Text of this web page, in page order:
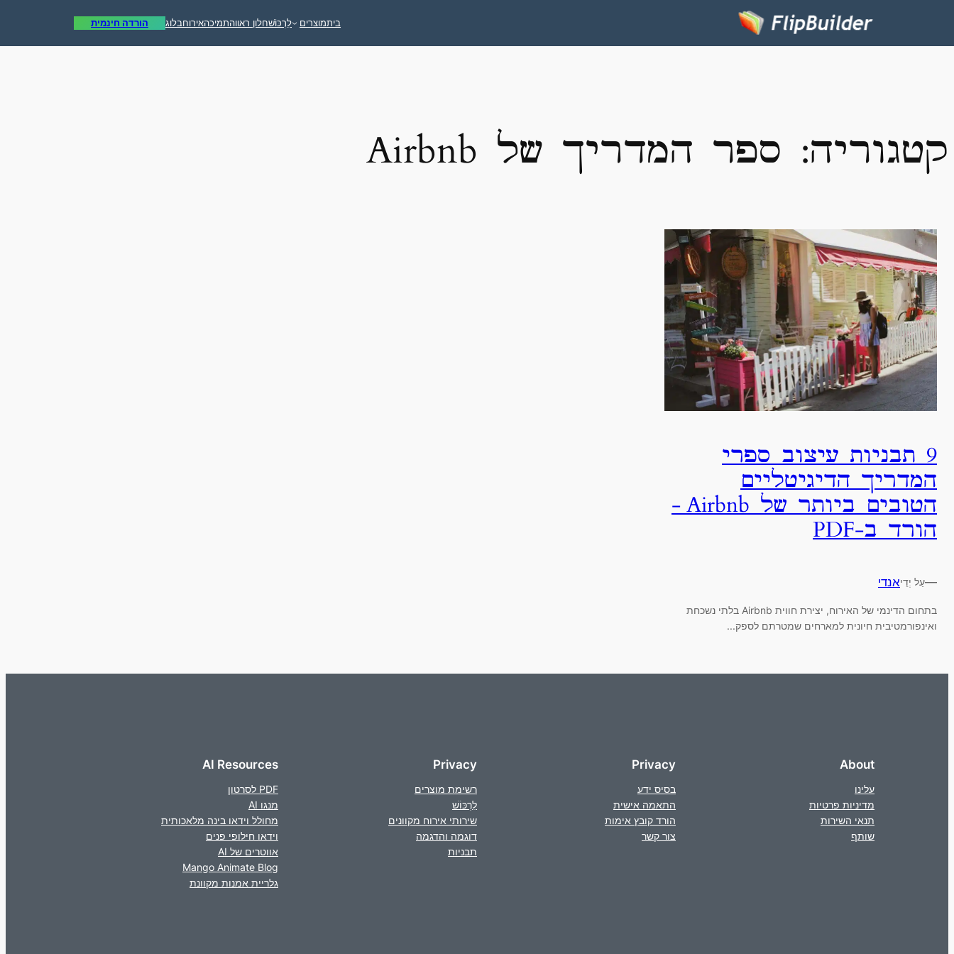
ביתמוצרים לִרְכּוֹשׁחלון ראווהתמיכהאירוחבלוג הורדה חינמית
קטגוריה: ספר המדריך של Airbnb
9 תבניות עיצוב ספרי
המדריך הדיגיטליים
הטובים ביותר של Airbnb -
הורד ב-PDF
—עַל יְדֵיאנדי
בתחום הדינמי של האירוח, יצירת חווית Airbnb בלתי נשכחת
ואינפורמטיבית חיונית למארחים שמטרתם לספק...
About
עלינו
מדיניות פרטיות
תנאי השירות
שותף
Privacy
בסיס ידע
התאמה אישית
הורד קובץ אימות
צור קשר
Privacy
רשימת מוצרים
לִרְכּוֹשׁ
שירותי אירוח מקוונים
דוגמה והדגמה
תבניות
AI Resources
PDF לסרטון
מנגו AI
מחולל וידאו בינה מלאכותית
וידאו חילופי פנים
אווטרים של AI
Mango Animate Blog
גלריית אמנות מקוונת